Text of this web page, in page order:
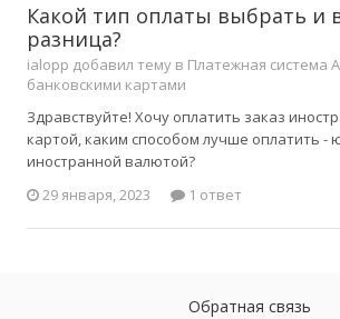
Какой тип оплаты выбрать и
разница?
ialopp добавил тему в Платежная система
банковскими картами
Здравствуйте! Хочу оплатить заказ
картой, каким способом лучше оплатить -
иностранной валютой?
29 января, 2023
1 ответ
Обратная связь